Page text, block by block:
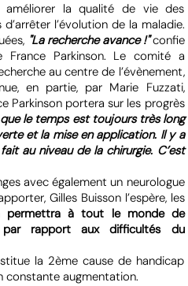
la qualité de vie des
l’évolution de la maladie.
"La recherche avance !"confie
France Parkinson. Le comité a
au centre de l’évènement,
en partie, par Marie Fuzzati,
Parkinson portera sur les progrès
le temps est toujours très long
et la mise en application. Il y a
au niveau de la chirurgie. C’est
avec également un neurologue
Gilles Buisson l’espère, les
permettra à tout le monde de
rapport aux difficultés du
la 2ème cause de handicap
constante augmentation.